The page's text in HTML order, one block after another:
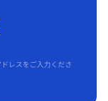
レスをご入力くださ